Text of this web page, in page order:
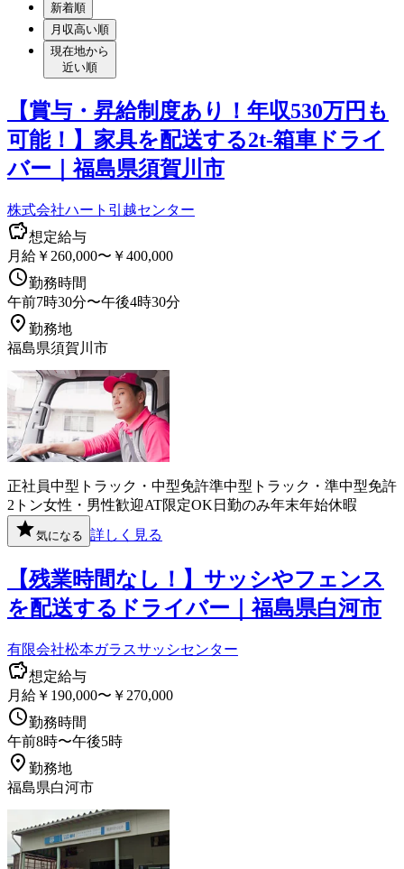
新着順
月収高い順
現在地から
近い順
【賞与・昇給制度あり！年収530万円も
可能！】家具を配送する2t-箱車ドライ
バー｜福島県須賀川市
株式会社ハート引越センター
想定給与
月給￥260,000〜￥400,000
勤務時間
午前7時30分〜午後4時30分
勤務地
福島県須賀川市
正社員中型トラック・中型免許準中型トラック・準中型免許
2トン女性・男性歓迎AT限定OK 日勤のみ年末年始休暇
気になる 詳しく見る
【残業時間なし！】サッシやフェンス
を配送するドライバー｜福島県白河市
有限会社松本ガラスサッシセンター
想定給与
月給￥190,000〜￥270,000
勤務時間
午前8時〜午後5時
勤務地
福島県白河市